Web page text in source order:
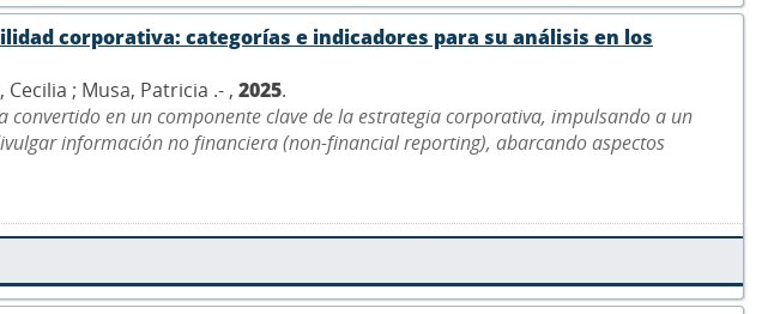
corporativa: categorías e indicadores para su análisis en los
; Musa, Patricia .- , 2025.
convertido en un componente clave de la estrategia corporativa, impulsando a un
información no financiera (non-financial reporting), abarcando aspectos